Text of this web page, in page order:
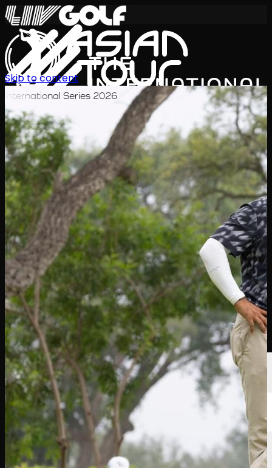
International Series 2026
TH
ตารางการแข่งขัน
นักกอล์ฟ
อันดับข่าวสาร รับชมเกี่ยวกับ
เข้าสู่ระบบ
Skip to content